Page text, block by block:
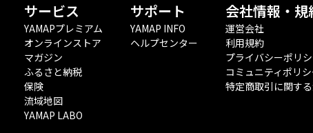
サービス
YAMAPプレミアム
オンラインストア
マガジン
ふるさと納税
保険
流域地図
YAMAP LABO
サポート
YAMAP INFO
ヘルプセンター
会社情報・規
運営会社
利用規約
プライバシーポリ
コミュニティポリ
特定商取引に関す